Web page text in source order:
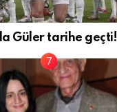
Güler tarihe geçti!